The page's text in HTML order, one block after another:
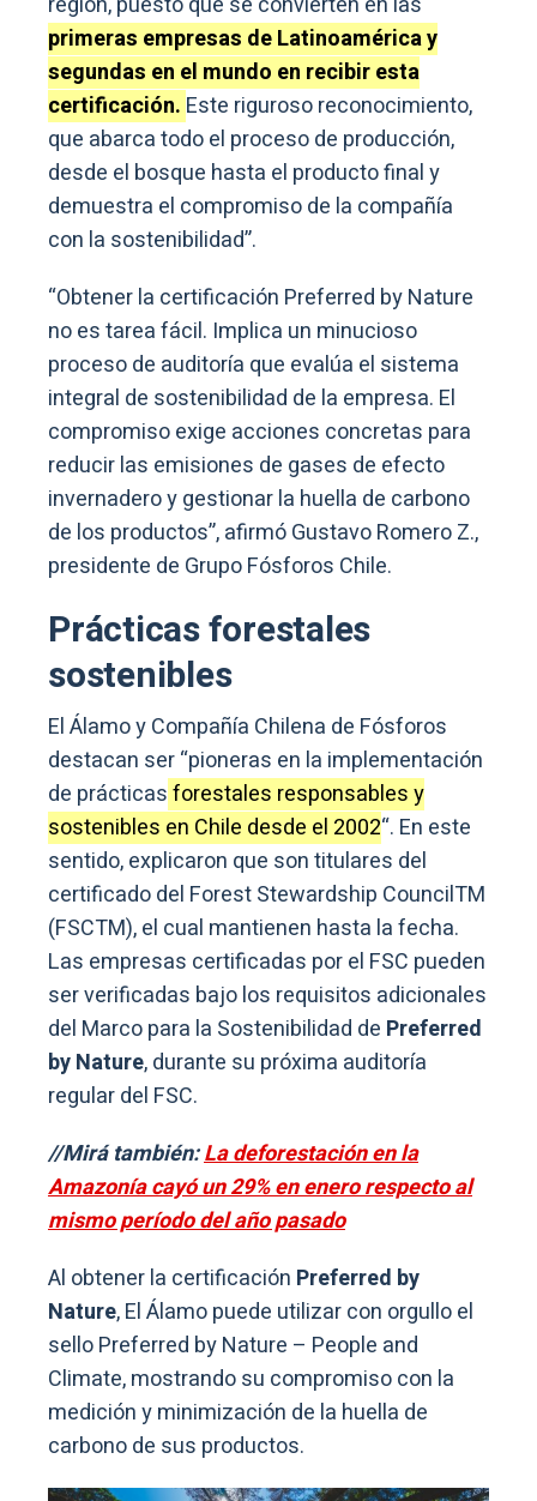
primeras empresas de Latinoamérica y
segundas en el mundo en recibir esta
certificación. Este riguroso reconocimiento,
que abarca todo el proceso de producción,
desde el bosque hasta el producto final y
demuestra el compromiso de la compañía
con la sostenibilidad”.
“Obtener la certificación Preferred by Nature
no es tarea fácil. Implica un minucioso
proceso de auditoría que evalúa el sistema
integral de sostenibilidad de la empresa. El
compromiso exige acciones concretas para
reducir las emisiones de gases de efecto
invernadero y gestionar la huella de carbono
de los productos”, afirmó Gustavo Romero Z.,
presidente de Grupo Fósforos Chile.
Prácticas forestales
sostenibles
El Álamo y Compañía Chilena de Fósforos
destacan ser “pioneras en la implementación
de prácticasforestales responsables y
sostenibles en Chile desde el 2002“. En este
sentido, explicaron que son titulares del
certificado del Forest Stewardship CouncilTM
(FSCTM), el cual mantienen hasta la fecha.
Las empresas certificadas por el FSC pueden
ser verificadas bajo los requisitos adicionales
del Marco para la Sostenibilidad de Preferred
by Nature, durante su próxima auditoría
regular del FSC.
//Mirá también:La deforestación en la
Amazonía cayó un 29% en enero respecto al
mismo período del año pasado
Al obtener la certificación Preferred by
Nature, El Álamo puede utilizar con orgullo el
sello Preferred by Nature – People and
Climate, mostrando su compromiso con la
medición y minimización de la huella de
carbono de sus productos.